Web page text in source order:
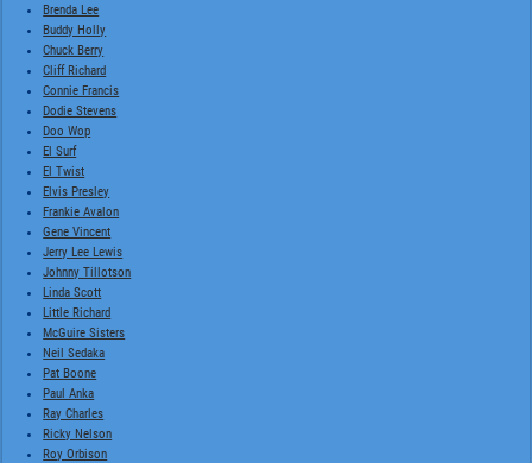
Brenda Lee
Buddy Holly
Chuck Berry
Cliff Richard
Connie Francis
Dodie Stevens
Doo Wop
El Surf
El Twist
Elvis Presley
Frankie Avalon
Gene Vincent
Jerry Lee Lewis
Johnny Tillotson
Linda Scott
Little Richard
McGuire Sisters
Neil Sedaka
Pat Boone
Paul Anka
Ray Charles
Ricky Nelson
Roy Orbison